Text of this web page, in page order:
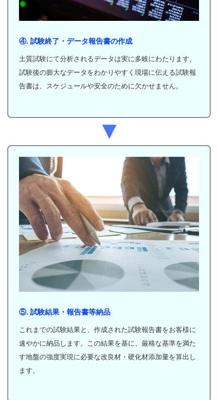
④. 試験終了・データ報告書の作成
土質試験にて分析されるデータは実に多岐にわたります。
試験後の膨大なデータをわかりやすく現場に伝える試験報
告書は、スケジュールや安全のために欠かせません。
▼
⑤. 試験結果・報告書等納品
これまでの試験結果と、作成された試験報告書をお客様に
速やかに納品します。この結果を基に、厳格な基準を満た
す地盤の強度実現に必要な改良材・硬化材添加量を算出し
ます。